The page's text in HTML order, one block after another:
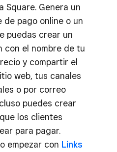
Square. Genera un
de pago online o un
puedas crear un
con el nombre de tu
y compartir el
web, tus canales
o por correo
puedes crear
los clientes
para pagar.
empezar con Links